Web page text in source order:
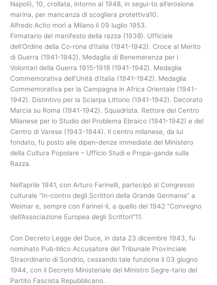
Napoli), 10, crollata, intorno al 1948, in segui-to all’erosione
marina, per mancanza di scogliera protettiva10.
Alfredo Acìto morì a Milano il 09 luglio 1953.
Firmatario del manifesto della razza (1938). Ufficiale
dell’Ordine della Co-rona d’Italia (1941-1942). Croce al Merito
di Guerra (1941-1942). Medaglia di Benemerenza per i
Volontari della Guerra 1915-1918 (1941-1942). Medaglia
Commemorativa dell’Unità d’Italia (1941-1942). Medaglia
Commemorativa per la Campagna in Africa Orientale (1941-
1942). Distintivo per la Sciarpa Littorio (1941-1942). Decorato
Marcia su Roma (1941-1942). Squadrista. Rettore del Centro
Milanese per lo Studio del Problema Ebraico (1941-1942) e del
Centro di Varese (1943-1944). Il centro milanese, da lui
fondato, fu posto alle dipen-denze immediate del Ministero
della Cultura Popolare – Ufficio Studi e Propa-ganda sulla
Razza.
Nell’aprile 1941, con Arturo Farinelli, partecipò al Congresso
culturale “In-contro degli Scrittori della Grande Germania” a
Weimar e, sempre con Farinel-li, a quello del 1942 “Convegno
dell’Associazione Europea degli Scrittori”11.
Con Decreto Legge del Duce, in data 23 dicembre 1943, fu
nominato Pub-blico Accusatore del Tribunale Provinciale
Straordinario di Sondrio, cessando tale funzione il 03 giugno
1944, con il Decreto Ministeriale del Ministro Segre-tario del
Partito Fascista Repubblicano.